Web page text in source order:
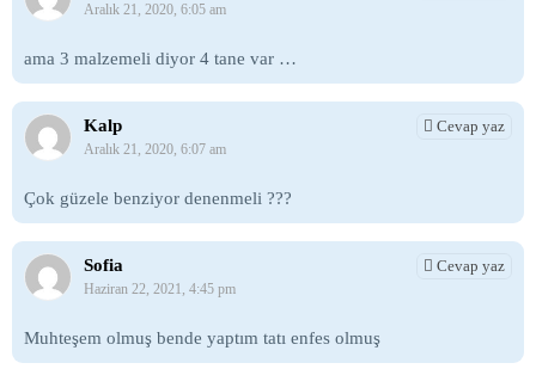
Aralık 21, 2020, 6:05 am
ama 3 malzemeli diyor 4 tane var …
Kalp
Aralık 21, 2020, 6:07 am
Çok güzele benziyor denenmeli ???
Cevap yaz
Sofia
Haziran 22, 2021, 4:45 pm
Muhteşem olmuş bende yaptım tatı enfes olmuş
Cevap yaz